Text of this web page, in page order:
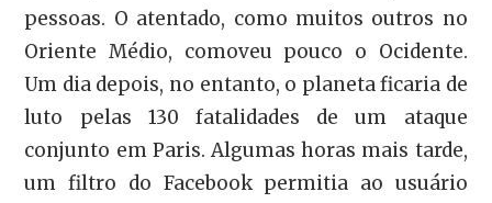
pessoas. O atentado, como muitos outros no
Oriente Médio, comoveu pouco o Ocidente.
Um dia depois, no entanto, o planeta ficaria de
luto pelas 130 fatalidades de um ataque
conjunto em Paris. Algumas horas mais tarde,
um filtro do Facebook permitia ao usuário